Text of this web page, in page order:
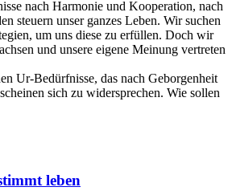
nach Harmonie und Kooperation, nach
steuern unser ganzes Leben. Wir suchen
um uns diese zu erfüllen. Doch wir
und unsere eigene Meinung vertreten
Ur-Bedürfnisse, das nach Geborgenheit
sich zu widersprechen. Wie sollen
leben